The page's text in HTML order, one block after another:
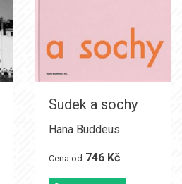
Sudek a sochy
Hana Buddeus
Cena od 746 Kč